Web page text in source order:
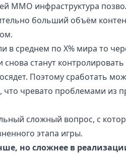
ММО инфраструктура
больший объём
в среднем по X% мира то
станут контролировать
Поэтому сработать
чревато проблемами из
сложный вопрос, с
этапа игры.
но сложнее в